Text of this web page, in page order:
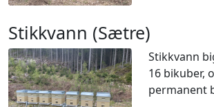
Stikkvann (Sætre)
Stikkvann
16 bikuber,
permanent